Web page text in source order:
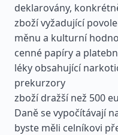
deklarovány,
zboží vyžadující
měnu a kulturní
cenné papíry a
léky obsahující
prekurzory
zboží dražší než 500
Daně se vypočítávají
byste měli celníkovi